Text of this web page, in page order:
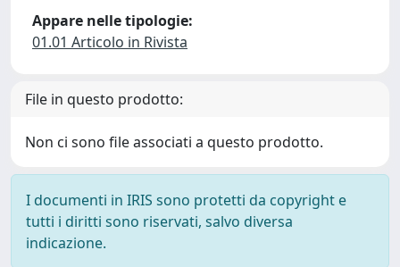
Appare nelle tipologie:
01.01 Articolo in Rivista
File in questo prodotto:
Non ci sono file associati a questo prodotto.
I documenti in IRIS sono protetti da copyright e
tutti i diritti sono riservati, salvo diversa
indicazione.